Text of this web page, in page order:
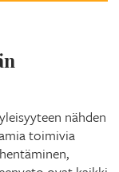
nähden
toimivia